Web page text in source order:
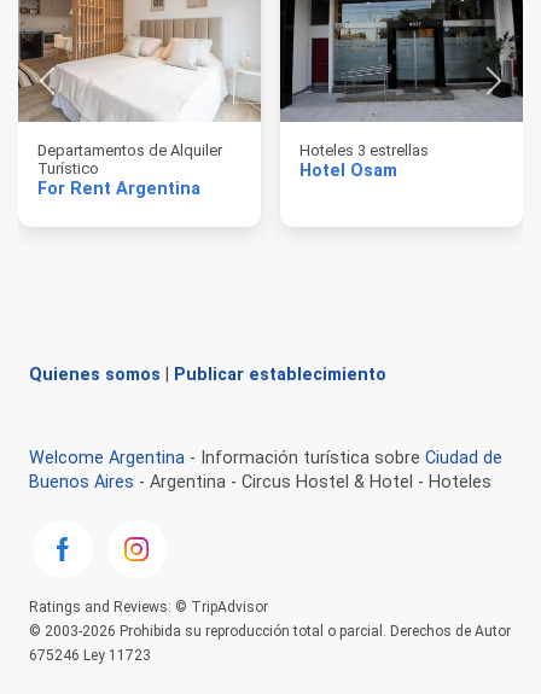
Departamentos de Alquiler
Turístico
For Rent Argentina
Hoteles 3 estrellas
Hotel Osam
Quienes somos Publicar establecimiento
Welcome Argentina - Información turística sobre Ciudad de
Buenos Aires - Argentina - Circus Hostel & Hotel - Hoteles
Ratings and Reviews: © TripAdvisor
© 2003-2026 Prohibida su reproducción total o parcial. Derechos de Autor
675246 Ley 11723